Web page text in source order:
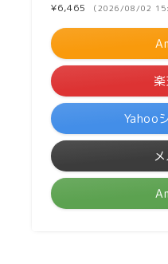
¥6,465
（2026/08/02
Yahoo